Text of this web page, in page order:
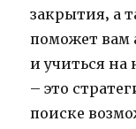
закрытия‚ а
поможет вам
и учиться на
– это
поиске